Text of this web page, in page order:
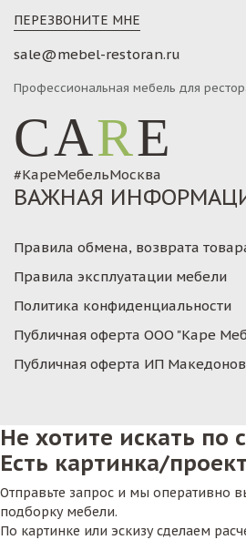
ПЕРЕЗВОНИТЕ МНЕ
sale@mebel-restoran.ru
Профессиональная мебель для
CARE
#КареМебельМосква
ВАЖНАЯ
Правила обмена, возврата
Правила эксплуатации мебели
Политика конфиденциальности
Публичная оферта ООО "Каре
Публичная оферта ИП
Не хотите искать по
Есть картинка/
Отправьте запрос и мы оперативно
подборку мебели.
По картинке или эскизу сделаем